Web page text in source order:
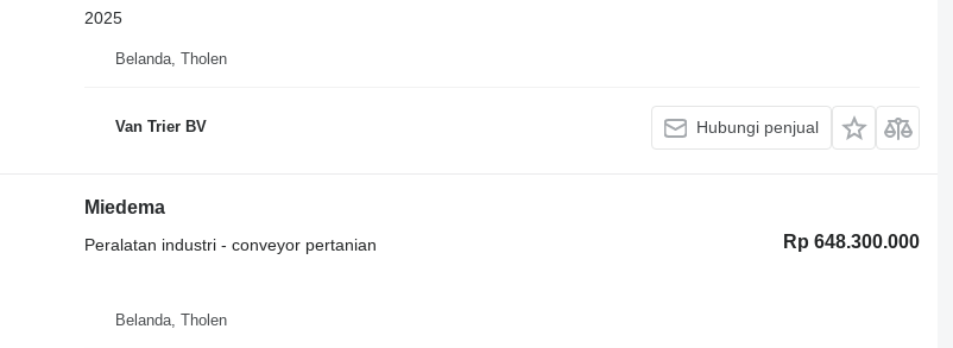
2025
Belanda, Tholen
Van Trier BV Hubungi penjual
Miedema
Rp 648.300.000
Peralatan industri - conveyor pertanian
Belanda, Tholen